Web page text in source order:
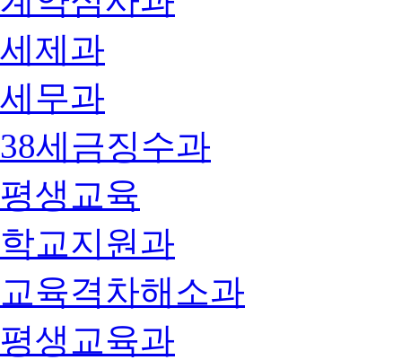
세제과
세무과
38세금징수과
평생교육
학교지원과
교육격차해소과
평생교육과